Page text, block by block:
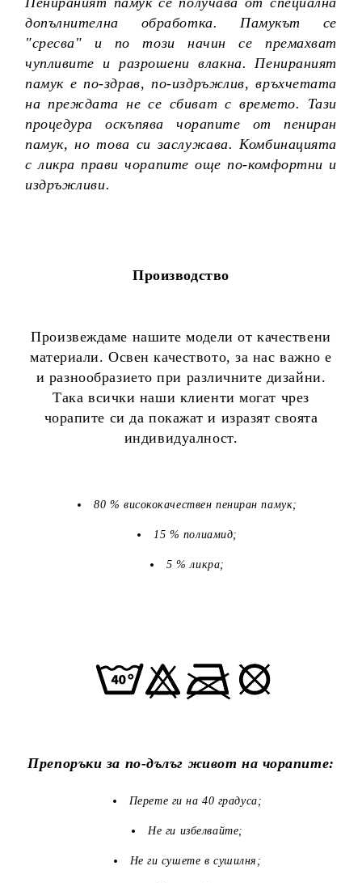
допълнителна обработка. Памукът се
"сресва" и по този начин се премахват
чупливите и разрошени влакна. Пенираният
памук е по-здрав, по-издръжлив, връхчетата
на преждата не се сбиват с времето. Тази
процедура оскъпява чорапите от пениран
памук, но това си заслужава. Комбинацията
с ликра прави чорапите още по-комфортни и
издръжливи.
Производство
Произвеждаме нашите модели от качествени
материали. Освен качеството, за нас важно е
и разнообразието при различните дизайни.
Така всички наши клиенти могат чрез
чорапите си да покажат и изразят своята
индивидуалност.
80 % висококачествен пениран памук;
15 % полиамид;
5 % ликра;
Препоръки за по-дълъг живот на чорапите:
Перете ги на 40 градуса;
Не ги избелвайте;
Не ги сушете в сушилня;